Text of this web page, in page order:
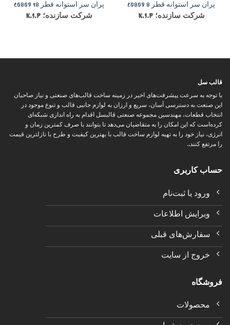
پران سر استوانه قطر 8 C0809
شرکت سازنده؛ K.S.P
پران سر استوانه قطر 18 C0809
شرکت سازنده؛ K.S.P
قالب سل
با توجه به سرعت پیشرفت‌های اخیر در زمینه ساخت قالب‌های صنعتی و نیاز صاحبان
این صنعت به دسترسی آسان، سریع و ارزان به لوازم جانبی قالب و تنوع موجود در
انتخاب قطعات، مهندسین مجموعه صنعتی قالبسل اقدام به راه اندازی شبکه‌ای
کرده‌است که این امکان را به متقاضیان می‌دهد تا بتوانند با صرف کمترین زمان و
انرژی، نیاز خود را به تهیه لوازم ساخت قالب با بهترین کیفیت و طرح با نازلترین قیمت
را مرتفع کنند..
حساب کاربری
ورود یا ثبت‌نام
ویرایش اطلاعات
سفارش‌های قبلی
خروج از سایت
فروشگاه
محصولات